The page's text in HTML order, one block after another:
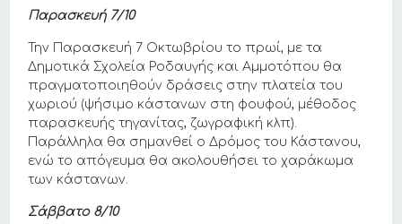
Παρασκευή 7/10
Την Παρασκευή 7 Οκτωβρίου το πρωί, με τα
Δημοτικά Σχολεία Ροδαυγής και Αμμοτόπου θα
πραγματοποιηθούν δράσεις στην πλατεία του
χωριού (ψήσιμο κάστανων στη φουφού, μέθοδος
παρασκευής τηγανίτας, ζωγραφική κλπ).
Παράλληλα θα σημανθεί ο Δρόμος του Κάστανου,
ενώ το απόγευμα θα ακολουθήσει το χαράκωμα
των κάστανων.
Σάββατο 8/10